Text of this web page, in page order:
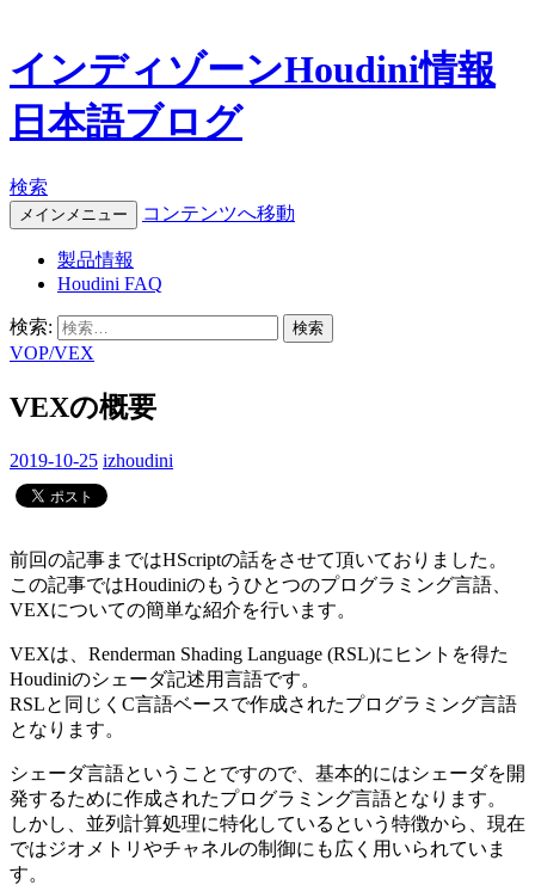
インディゾーンHoudini情報
日本語ブログ
検索
メインメニュー コンテンツへ移動
製品情報
Houdini FAQ
検索:
VOP/VEX
VEXの概要
2019-10-25 izhoudini
前回の記事まではHScriptの話をさせて頂いておりました。
この記事ではHoudiniのもうひとつのプログラミング言語、
VEXについての簡単な紹介を行います。
VEXは、Renderman Shading Language (RSL)にヒントを得た
Houdiniのシェーダ記述用言語です。
RSLと同じくC言語ベースで作成されたプログラミング言語
となります。
シェーダ言語ということですので、基本的にはシェーダを開
発するために作成されたプログラミング言語となります。
しかし、並列計算処理に特化しているという特徴から、現在
ではジオメトリやチャネルの制御にも広く用いられていま
す。